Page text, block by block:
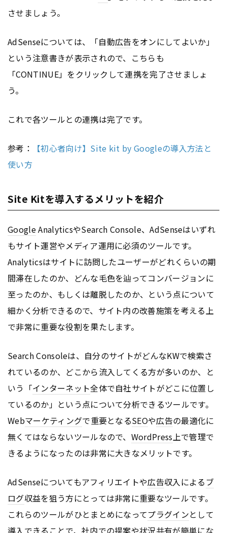
させましょう。
AdSenseについては、「自動広告をオンにしてよいか」
という注意書きが表示されので、こちらも
「CONTINUE」をクリックして連携を完了させましょ
う。
これで各ツールとの連携は完了です。
参考：
【初心者向け】Site kit by Googleの導入方法と
使い方
Site Kitを導入するメリットを紹介
GoogleAnalyticsやSearch Console、AdSenseはいずれ
もサイト運営やメディア運用に必須のツールです。
Analyticsはサイトに訪問したユーザーがどれくらいの期
間滞在したのか、どんな毛色を辿ってコンバージョンに
至ったのか、もしくは離脱したのか、という点について
細かく分析できるので、サイト内の改善施策を考える上
で非常に重要な役割を果たします。
Search Consoleは、自分のサイトがどんなKWで検索さ
れているのか、どこから流入してくる方が多いのか、と
いう「インターネット全体で自社サイトがどこに位置し
ているのか」という点について分析できるツールです。
Webマーケティングで重要となるSEOや広告の最適化に
無くてはならないツールなので、 WordPress上で管理で
きるようになったのは非常に大きなメリットです。
AdSenseについてもアフィリエイトや広告収入による ブ
ログ収益を狙う方にとっては非常に重要なツールです。
これらのツールがひとまとめになってプラグインとして
導入できることで、社内での提案や状況共有が簡単にな